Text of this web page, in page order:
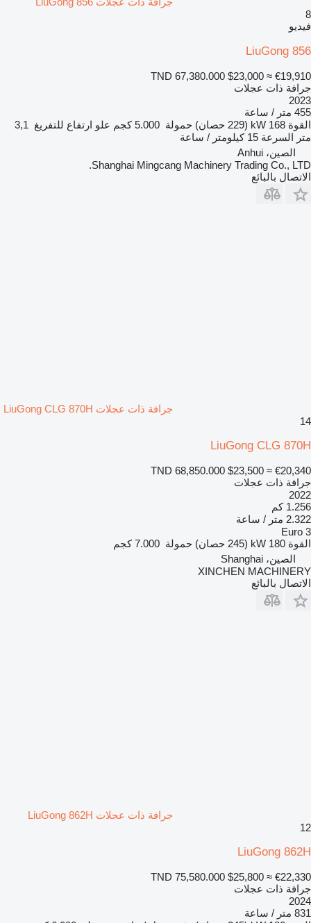
8
فيديو
LiuGong 856
TND 67,380.000 $23,000 ≈ €19,910
جرافة ذات عجلات
2023
455 متر / ساعة
القوة 168 kW (229 حصان) حمولة 5.000 كجم علو ارتفاع للتفريغ 3,1
متر السرعة 15 كيلومتر / ساعة
الصين، Anhui
Shanghai Mingcang Machinery Trading Co., LTD.
الاتصال بالبائع
جرافة ذات عجلات LiuGong CLG 870H
14
LiuGong CLG 870H
TND 68,850.000 $23,500 ≈ €20,340
جرافة ذات عجلات
2022
1.256 كم
2.322 متر / ساعة
Euro 3
القوة 180 kW (245 حصان) حمولة 7.000 كجم
الصين، Shanghai
XINCHEN MACHINERY
الاتصال بالبائع
جرافة ذات عجلات LiuGong 862H
12
LiuGong 862H
TND 75,580.000 $25,800 ≈ €22,330
جرافة ذات عجلات
2024
831 متر / ساعة